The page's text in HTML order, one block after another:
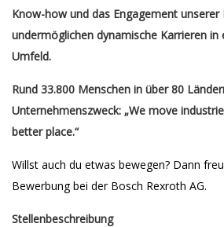
Know-how und das Engagement
undermöglichen dynamische Karrieren
Umfeld.
Rund 33.800 Menschen in über 80
Unternehmenszweck: „We move
better place.“
Willst auch du etwas bewegen? Dann
Bewerbung bei der Bosch Rexroth AG.
Stellenbeschreibung